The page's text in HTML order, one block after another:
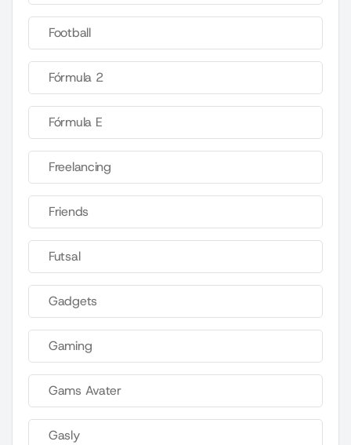
Football
Fórmula 2
Fórmula E
Freelancing
Friends
Futsal
Gadgets
Gaming
Gams Avater
Gasly